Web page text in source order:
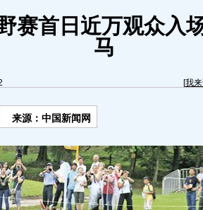
赛首日近万观众入
马
[我
来源：中国新闻网